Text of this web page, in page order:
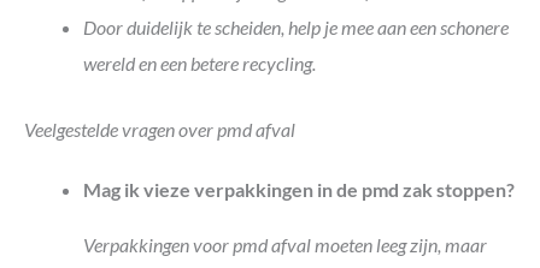
Door duidelijk te scheiden, help je mee aan een schonere
wereld en een betere recycling.
Veelgestelde vragen over pmd afval
Mag ik vieze verpakkingen in de pmd zak stoppen?
Verpakkingen voor pmd afval moeten leeg zijn, maar